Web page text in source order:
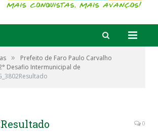
»
Prefeito de Faro Paulo Carvalho
Desafio Intermunicipal de
0